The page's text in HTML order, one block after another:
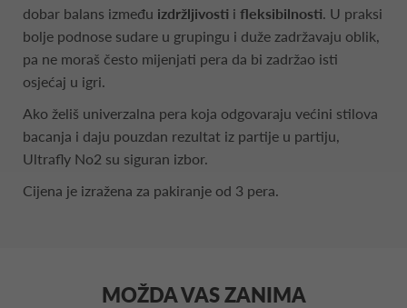
dobar balans između izdržljivosti i fleksibilnosti. U praksi
bolje podnose sudare u grupingu i duže zadržavaju oblik,
pa ne moraš često mijenjati pera da bi zadržao isti
osjećaj u igri.
Ako želiš univerzalna pera koja odgovaraju većini stilova
bacanja i daju pouzdan rezultat iz partije u partiju,
Ultrafly No2 su siguran izbor.
Cijena je izražena za pakiranje od 3 pera.
MOŽDA VAS ZANIMA